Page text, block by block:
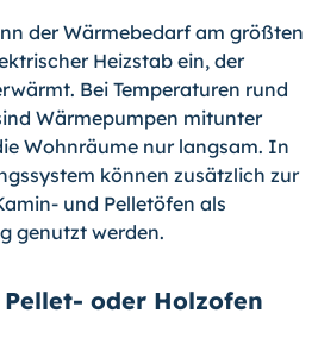
der Wärmebedarf am größten
Heizstab ein, der
Bei Temperaturen rund
Wärmepumpen mitunter
Wohnräume nur langsam. In
können zusätzlich zur
und Pelletöfen als
genutzt werden.
oder Holzofen